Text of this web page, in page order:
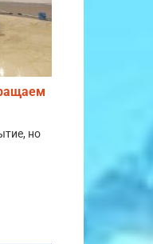
но